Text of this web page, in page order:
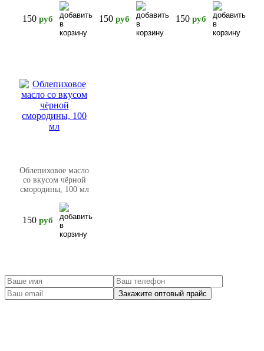
150 pуб 150 pуб 150 pуб
Облепиховое масло
со вкусом чёрной
смородины, 100 мл
150 pуб